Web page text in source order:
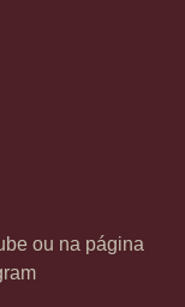
ou na página